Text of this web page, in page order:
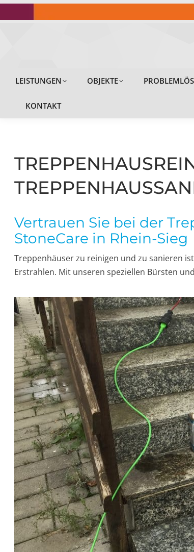
LEISTUNGEN OBJEKTE
KONTAKT
Vertrauen Sie bei der
StoneCare in Rhein-Sieg
Treppenhäuser zu reinigen und zu sanieren
Erstrahlen. Mit unseren speziellen Bürsten